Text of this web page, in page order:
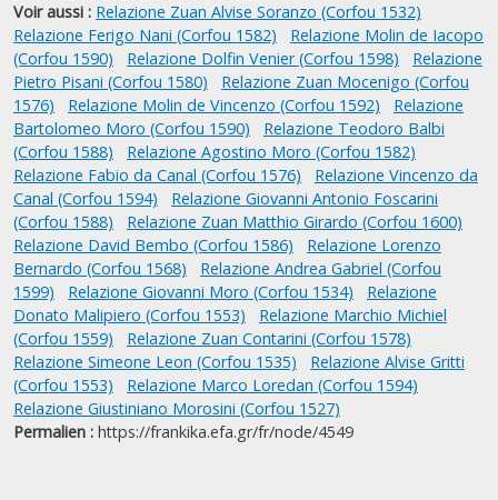
Voir aussi : Relazione Zuan Alvise Soranzo (Corfou 1532)
Relazione Ferigo Nani (Corfou 1582)
Relazione Molin de Iacopo
(Corfou 1590)
Relazione Dolfin Venier (Corfou 1598)
Relazione
Pietro Pisani (Corfou 1580)
Relazione Zuan Mocenigo (Corfou
1576)
Relazione Molin de Vincenzo (Corfou 1592)
Relazione
Bartolomeo Moro (Corfou 1590)
Relazione Teodoro Balbi
(Corfou 1588)
Relazione Agostino Moro (Corfou 1582)
Relazione Fabio da Canal (Corfou 1576)
Relazione Vincenzo da
Canal (Corfou 1594)
Relazione Giovanni Antonio Foscarini
(Corfou 1588)
Relazione Zuan Matthio Girardo (Corfou 1600)
Relazione David Bembo (Corfou 1586)
Relazione Lorenzo
Bernardo (Corfou 1568)
Relazione Andrea Gabriel (Corfou
1599)
Relazione Giovanni Moro (Corfou 1534)
Relazione
Donato Malipiero (Corfou 1553)
Relazione Marchio Michiel
(Corfou 1559)
Relazione Zuan Contarini (Corfou 1578)
Relazione Simeone Leon (Corfou 1535)
Relazione Alvise Gritti
(Corfou 1553)
Relazione Marco Loredan (Corfou 1594)
Relazione Giustiniano Morosini (Corfou 1527)
Permalien : https://frankika.efa.gr/fr/node/4549